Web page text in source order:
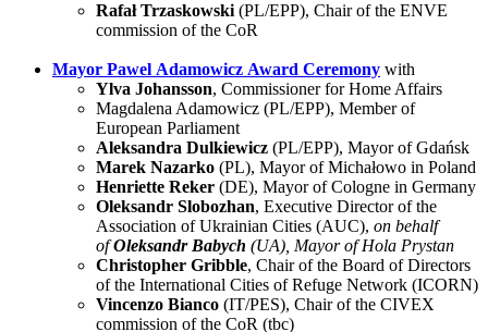
Rafał Trzaskowski (PL/EPP), Chair of the ENVE
commission of the CoR
Mayor Pawel Adamowicz Award Ceremony​ with
Ylva Johansson, Commissioner for Home Affairs
Magdalena Adamowicz (PL/EPP), Member of
European Parliament
Aleksandra Dulkiewicz (PL/EPP), Mayor of Gdańsk
Marek Nazarko (PL), Mayor of Michałowo in Poland
Henriette Reker (DE), Mayor of Cologne in Germany
Oleksandr Slobozhan, Executive Director of the
Association of Ukrainian Cities (AUC), on behalf
ofOleksandr Babych (UA), Mayor of Hola Prystan
Christopher Gribble, Chair of the Board of Directors
of the International Cities of Refuge Network (ICORN)
​​Vincenzo Bianco (IT/PES), Chair of the CIVEX
commission of the CoR (tbc)​